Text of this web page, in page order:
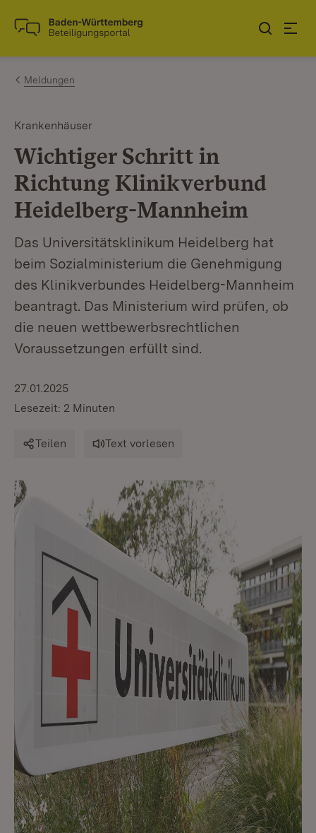
Zum Inhalt springen
Link zur Startseite
Meldungen
Krankenhäuser
Wichtiger Schritt in
Richtung Klinikverbund
Heidelberg-Mannheim
Das Universitätsklinikum Heidelberg hat
beim Sozialministerium die Genehmigung
des Klinikverbundes Heidelberg-Mannheim
beantragt. Das Ministerium wird prüfen, ob
die neuen wettbewerbsrechtlichen
Voraussetzungen erfüllt sind.
27.01.2025
Lesezeit: 2 Minuten
Teilen Text vorlesen